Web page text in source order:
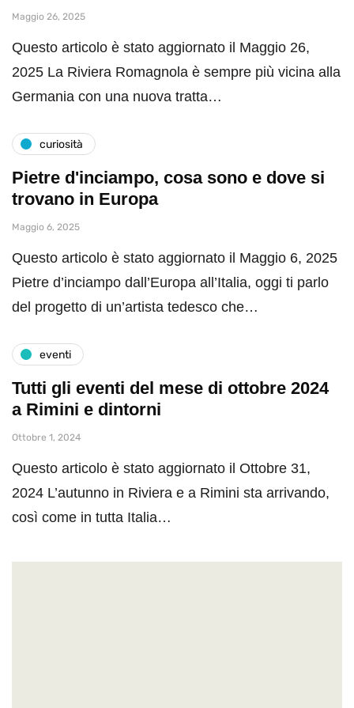
Maggio 26, 2025
Questo articolo è stato aggiornato il Maggio 26,
2025 La Riviera Romagnola è sempre più vicina alla
Germania con una nuova tratta…
curiosità
Pietre d'inciampo, cosa sono e dove si
trovano in Europa
Maggio 6, 2025
Questo articolo è stato aggiornato il Maggio 6, 2025
Pietre d’inciampo dall’Europa all’Italia, oggi ti parlo
del progetto di un’artista tedesco che…
eventi
Tutti gli eventi del mese di ottobre 2024
a Rimini e dintorni
Ottobre 1, 2024
Questo articolo è stato aggiornato il Ottobre 31,
2024 L’autunno in Riviera e a Rimini sta arrivando,
così come in tutta Italia…